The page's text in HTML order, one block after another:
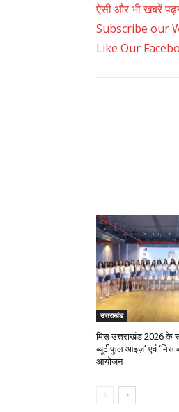
ऐसी और भी खबरें
Subscribe our
Like Our
उत्तराखंड
मिस उत्तराखंड 2026 के
ब्यूटीफुल आइज़’ एवं ‘मिस
आयोजन